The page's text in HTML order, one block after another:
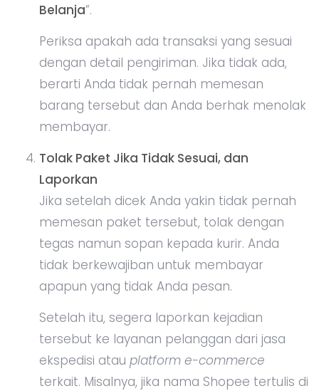
Belanja”.
Periksa apakah ada transaksi yang sesuai
dengan detail pengiriman. Jika tidak ada,
berarti Anda tidak pernah memesan
barang tersebut dan Anda berhak menolak
membayar.
Tolak Paket Jika Tidak Sesuai, dan
Laporkan
Jika setelah dicek Anda yakin tidak pernah
memesan paket tersebut, tolak dengan
tegas namun sopan kepada kurir. Anda
tidak berkewajiban untuk membayar
apapun yang tidak Anda pesan.
Setelah itu, segera laporkan kejadian
tersebut ke layanan pelanggan dari jasa
ekspedisi atau platform e-commerce
terkait. Misalnya, jika nama Shopee tertulis di